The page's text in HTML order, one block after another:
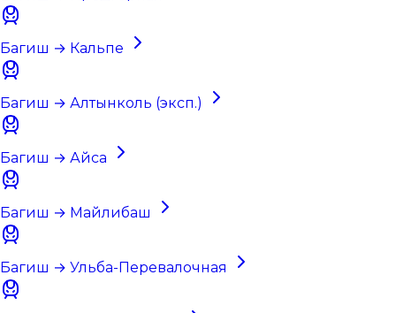
Багиш → Кальпе
Багиш → Алтынколь (эксп.)
Багиш → Айса
Багиш → Майлибаш
Багиш → Ульба-Перевалочная